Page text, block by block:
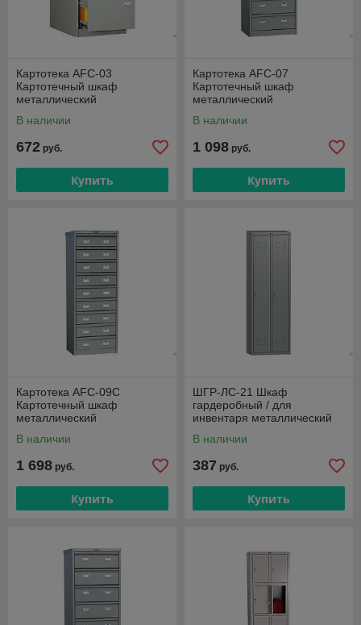
Картотека AFC-03
Картотечный шкаф
металлический
В наличии
672 руб.
Купить
Картотека AFC-07
Картотечный шкаф
металлический
В наличии
1 098 руб.
Купить
Картотека AFC-09C
Картотечный шкаф
металлический
В наличии
1 698 руб.
Купить
ШГР-ЛС-21 Шкаф
гардеробный / для
инвентаря металлический
В наличии
387 руб.
Купить